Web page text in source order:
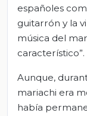
españoles
guitarrón y la
música del
característico”.
Aunque,
mariachi era
había